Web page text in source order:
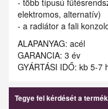
- több típusú
elektromos, alternatív)
- a radiátor a fali
ALAPANYAG: acél
GARANCIA: 3 év
GYÁRTÁSI IDŐ: kb 5-7
Tegye fel kérdését a